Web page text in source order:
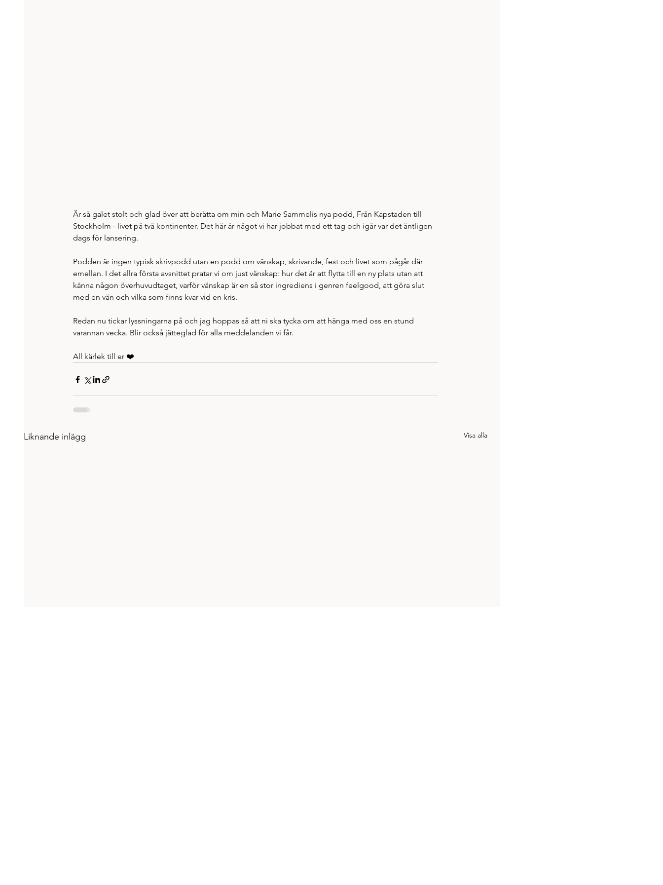
Är så galet stolt och glad över att berätta om min och Marie Sammelis nya podd, Från Kapstaden till
Stockholm - livet på två kontinenter. Det här är något vi har jobbat med ett tag och igår var det äntligen
dags för lansering.
Podden är ingen typisk skrivpodd utan en podd om vänskap, skrivande, fest och livet som pågår där
emellan. I det allra första avsnittet pratar vi om just vänskap: hur det är att flytta till en ny plats utan att
känna någon överhuvudtaget, varför vänskap är en så stor ingrediens i genren feelgood, att göra slut
med en vän och vilka som finns kvar vid en kris.
Redan nu tickar lyssningarna på och jag hoppas så att ni ska tycka om att hänga med oss en stund
varannan vecka. Blir också jätteglad för alla meddelanden vi får.
All kärlek till er ❤️
Liknande inlägg Visa alla